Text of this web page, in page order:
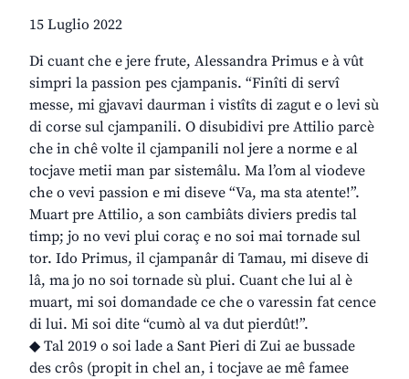
15 Luglio 2022
Di cuant che e jere frute, Alessandra Primus e à vût
simpri la passion pes cjampanis. “Finîti di servî
messe, mi gjavavi daurman i vistîts di zagut e o levi sù
di corse sul cjampanili. O disubidivi pre Attilio parcè
che in chê volte il cjampanili nol jere a norme e al
tocjave metii man par sistemâlu. Ma l’om al viodeve
che o vevi passion e mi diseve “Va, ma sta atente!”.
Muart pre Attilio, a son cambiâts diviers predis tal
timp; jo no vevi plui coraç e no soi mai tornade sul
tor. Ido Primus, il cjampanâr di Tamau, mi diseve di
lâ, ma jo no soi tornade sù plui. Cuant che lui al è
muart, mi soi domandade ce che o varessin fat cence
di lui. Mi soi dite “cumò al va dut pierdût!”.
◆ Tal 2019 o soi lade a Sant Pieri di Zui ae bussade
des crôs (propit in chel an, i tocjave ae mê famee